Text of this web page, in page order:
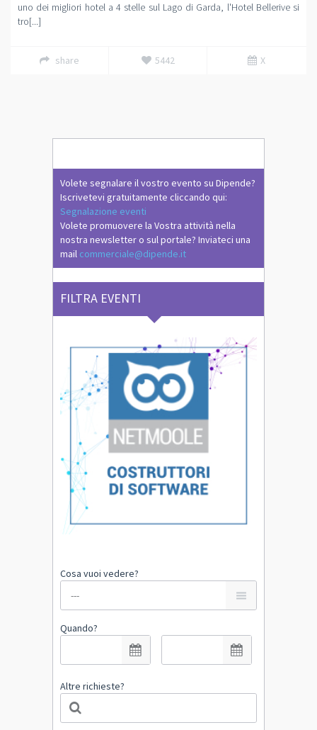
uno dei migliori hotel a 4 stelle sul Lago di Garda, l'Hotel Bellerive si
tro[...]
share 5442 X
Volete segnalare il vostro evento su Dipende?
Iscrivetevi gratuitamente cliccando qui:
Segnalazione eventi
Volete promuovere la Vostra attività nella
nostra newsletter o sul portale? Inviateci una
mail commerciale@dipende.it
FILTRA EVENTI
Cosa vuoi vedere?
Quando?
Altre richieste?